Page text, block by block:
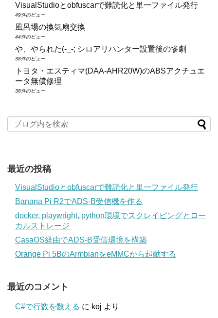
VisualStudioとobfuscarで難読化と単一ファイル発行
49件のビュー
風呂場の換気扇交換
44件のビュー
や、やられた(-_-; シロアリハンター設置後の惨劇
38件のビュー
トヨタ・エスティマ(DAA‑AHR20W)のABSアクチュエ
ータ無償修理
38件のビュー
最近の投稿
VisualStudioとobfuscarで難読化と単一ファイル発行
Banana Pi R2でADS-B受信機を作る
docker, playwright, python環境でスクレイピングとロー
カルストレージ
CasaOS経由でADS-B受信環境を構築
Orange Pi 5BのArmbianをeMMCから起動する
最近のコメント
C#で行数を数える に koj より